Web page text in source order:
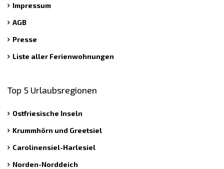
Impressum
AGB
Presse
Liste aller Ferienwohnungen
Top 5 Urlaubsregionen
Ostfriesische Inseln
Krummhörn und Greetsiel
Carolinensiel-Harlesiel
Norden-Norddeich